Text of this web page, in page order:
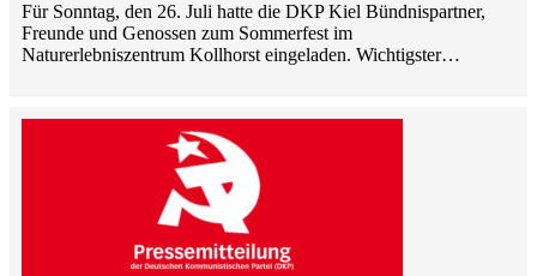
Für Sonntag, den 26. Juli hatte die DKP Kiel Bündnispartner,
Freunde und Genossen zum Sommerfest im
Naturerlebniszentrum Kollhorst eingeladen. Wichtigster…